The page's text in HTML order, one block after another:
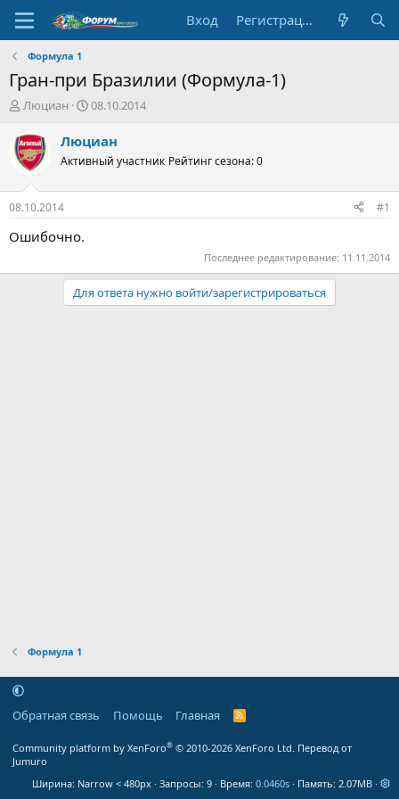
Вход Регистрация
Формула 1
Гран-при Бразилии (Формула-1)
А
т
о
р
т
е
м
ы
Люциан
Д
т
а
н
а
08.10.2014
Люциан
Активный участник Рейтинг сезона: 0
08.10.2014 #1
Ошибочно.
Последнее редактирование: 11.11.2014
Для ответа нужно войти/зарегистрироваться
Формула 1
Обратная связь Помощь Главная
R
Community platform by XenForo® © 2010-2026 XenForo Ltd. Перевод от
Jumuro
Ширина
Запросы 9 Время 0.0460s Память 2.07MB